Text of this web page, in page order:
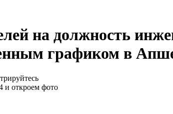
на должность
графиком в
и откроем фото